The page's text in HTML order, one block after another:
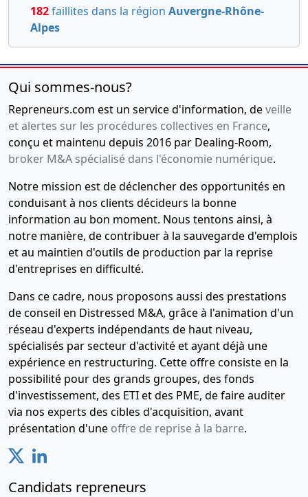
182faillites dans la région Auvergne-Rhône-
Alpes
Qui sommes-nous?
Repreneurs.com est un service d'information, deveille
et alertes sur les procédures collectives en France,
conçu et maintenu depuis 2016 par Dealing-Room,
broker M&A spécialisé dans l'économie numérique.
Notre mission est de déclencher des opportunités en
conduisant à nos clients décideurs la bonne
information au bon moment. Nous tentons ainsi, à
notre manière, de contribuer à la sauvegarde d'emplois
et au maintien d'outils de production par la reprise
d'entreprises en difficulté.
Dans ce cadre, nous proposons aussi des prestations
de conseil en Distressed M&A, grâce à l'animation d'un
réseau d'experts indépendants de haut niveau,
spécialisés par secteur d'activité et ayant déjà une
expérience en restructuring. Cette offre consiste en la
possibilité pour des grands groupes, des fonds
d'investissement, des ETI et des PME, de faire auditer
via nos experts des cibles d'acquisition, avant
présentation d'une offre de reprise à la barre.
Candidats repreneurs